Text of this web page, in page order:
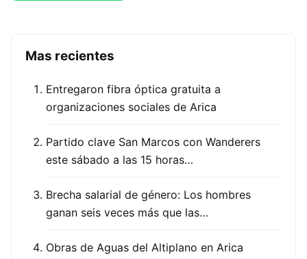
Mas recientes
Entregaron fibra óptica gratuita a
organizaciones sociales de Arica
Partido clave San Marcos con Wanderers
este sábado a las 15 horas…
Brecha salarial de género: Los hombres
ganan seis veces más que las…
Obras de Aguas del Altiplano en Arica